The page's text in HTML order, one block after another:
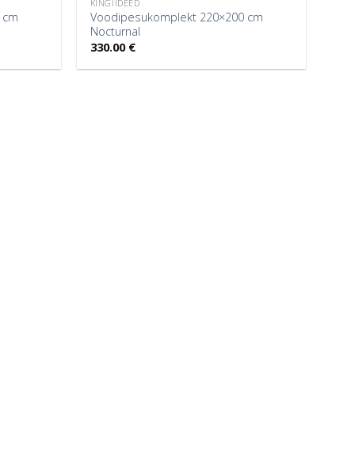
KINGIIDEED
Voodipesukomplekt 220×200 cm
Nocturnal
330.00 €